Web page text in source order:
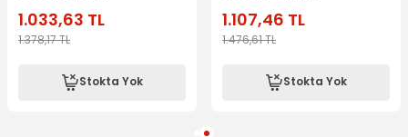
1.033,63 TL
1.378,17TL
Stokta Yok
1.107,46 TL
1.476,61TL
Stokta Yok